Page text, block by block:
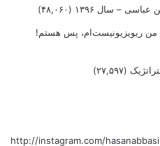
– سال ۱۳۹۶ (۴۸,۰۶۰)
(۲۷,۵۹۷)
http://instagram.com/